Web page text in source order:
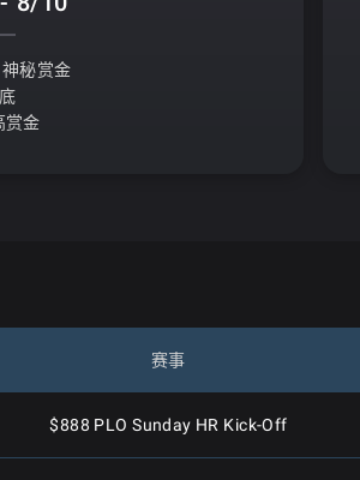
秘赏金
赏金
赛事
$888 PLO Sunday HR Kick-Off